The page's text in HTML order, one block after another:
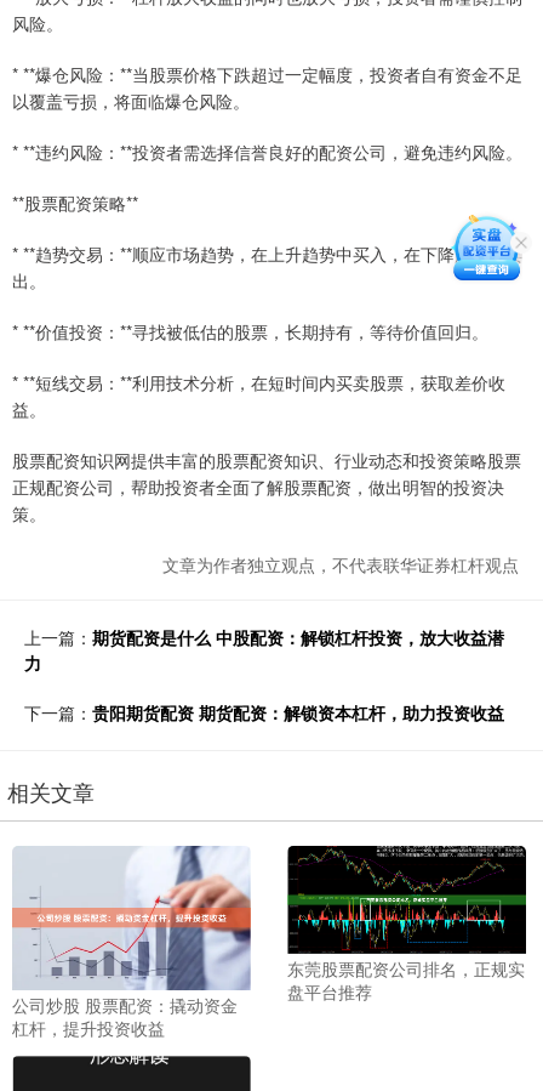
风险。
* **爆仓风险：**当股票价格下跌超过一定幅度，投资者自有资金不足
以覆盖亏损，将面临爆仓风险。
* **违约风险：**投资者需选择信誉良好的配资公司，避免违约风险。
**股票配资策略**
* **趋势交易：**顺应市场趋势，在上升趋势中买入，在下降趋势中卖
出。
* **价值投资：**寻找被低估的股票，长期持有，等待价值回归。
* **短线交易：**利用技术分析，在短时间内买卖股票，获取差价收
益。
股票配资知识网提供丰富的股票配资知识、行业动态和投资策略股票
正规配资公司，帮助投资者全面了解股票配资，做出明智的投资决
策。
文章为作者独立观点，不代表联华证券杠杆观点
上一篇： 期货配资是什么 中股配资：解锁杠杆投资，放大收益潜
力
下一篇： 贵阳期货配资 期货配资：解锁资本杠杆，助力投资收益
相关文章
公司炒股 股票配资：撬动资金
杠杆，提升投资收益
东莞股票配资公司排名，正规实
盘平台推荐